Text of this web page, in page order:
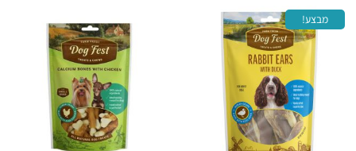
מבצע!
המחיר
המקורי
היה:
29.00 ₪.
המחיר
הנוכחי